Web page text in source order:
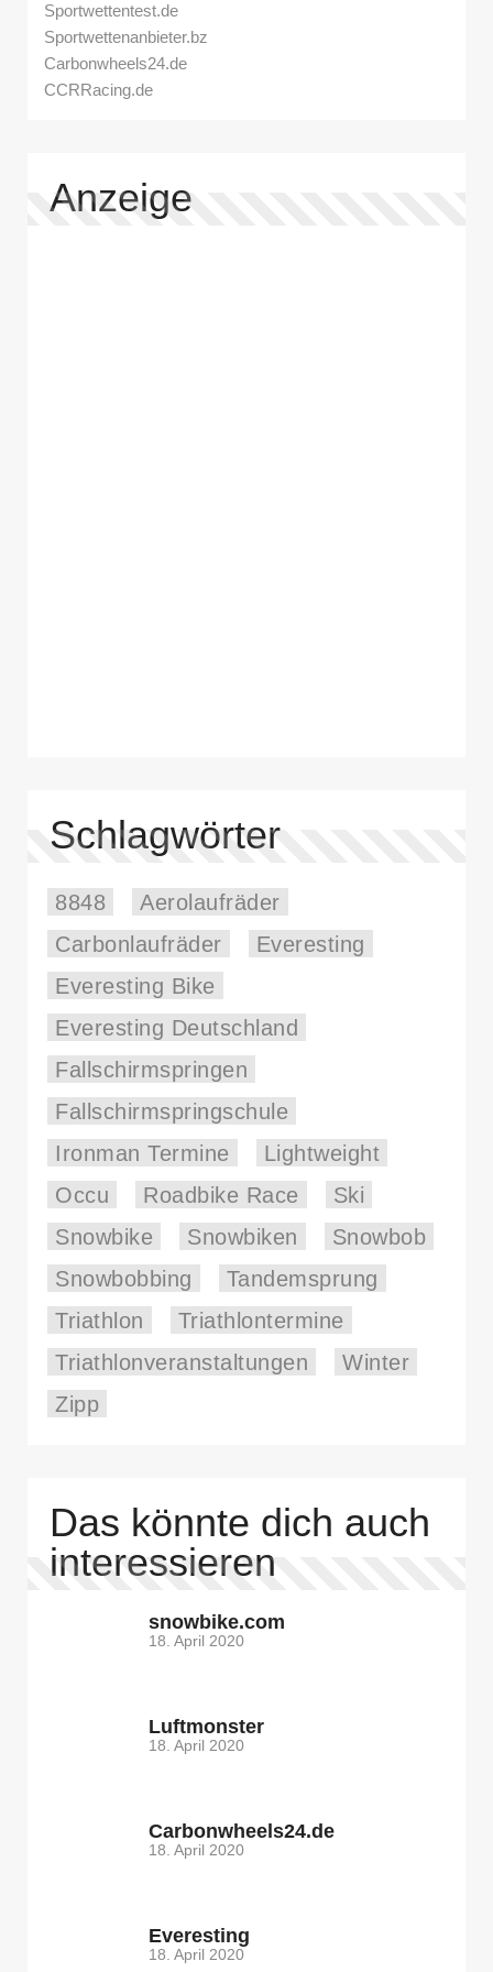
Sportwettentest.de
Sportwettenanbieter.bz
Carbonwheels24.de
CCRRacing.de
Anzeige
Schlagwörter
8848
Aerolaufräder
Carbonlaufräder
Everesting
Everesting Bike
Everesting Deutschland
Fallschirmspringen
Fallschirmspringschule
Ironman Termine
Lightweight
Occu
Roadbike Race
Ski
Snowbike
Snowbiken
Snowbob
Snowbobbing
Tandemsprung
Triathlon
Triathlontermine
Triathlonveranstaltungen
Winter
Zipp
Das könnte dich auch
interessieren
snowbike.com
18. April 2020
Luftmonster
18. April 2020
Carbonwheels24.de
18. April 2020
Everesting
18. April 2020